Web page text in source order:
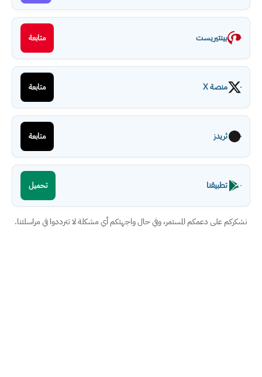
بينتيريست متابعة
منصة X متابعة
ثريدز متابعة
تطبيقنا تحميل
نشكركم على دعمكم المستمر، وفي حال واجهتكم أي مشكلة لا تترددوا في مراسلتنا.